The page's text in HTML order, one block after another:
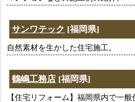
サンワテック [福岡県]
自然素材を生かした住宅施工。
鶴嶋工務店 [福岡県]
【住宅リフォーム】福岡県内で一